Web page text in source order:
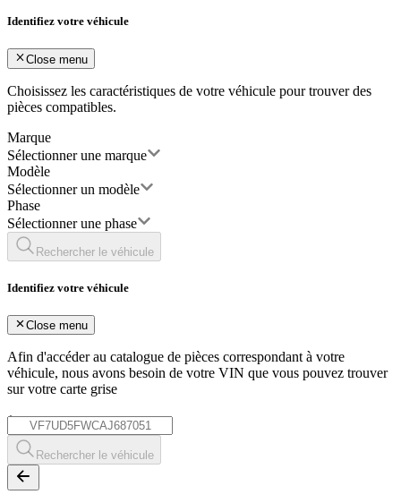
Identifiez votre véhicule
Close menu
Choisissez les caractéristiques de votre véhicule pour trouver des
pièces compatibles.
Marque
Sélectionner une marque
Modèle
Sélectionner un modèle
Phase
Sélectionner une phase
Rechercher le véhicule
Identifiez votre véhicule
Close menu
Afin d'accéder au catalogue de pièces correspondant à votre
véhicule, nous avons besoin de votre VIN que vous pouvez trouver
sur votre carte grise
*
Rechercher le véhicule